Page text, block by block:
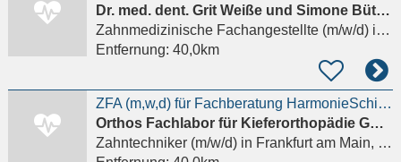
Dr. med. dent. Grit Weiße und Simone Büttner GbR
Zahnmedizinische Fachangestellte (m/w/d)in Heppenheim (Bergstraße)
Entfernung: 40,0km
ZFA (m,w,d) für Fachberatung HarmonieSchiene
Orthos Fachlabor für Kieferorthopädie GmbH & Co. KG
Zahntechniker (m/w/d)in Frankfurt am Main, Nieder-Eschbach